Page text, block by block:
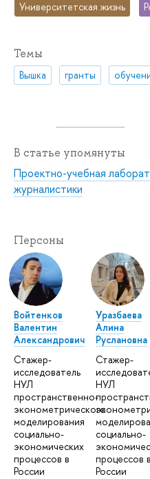
Университетская жизнь
Темы
Вышка гранты
В статье упомянуты
Проектно-учебная
журналистики
Персоны
Войтенков
Валентин
Александрович
Стажер-
исследователь
НУЛ
пространственно-
эконометрического
моделирования
социально-
экономических
процессов в
России
Уразбаева
Алина
Руслановна
Стажер-
НУЛ
социально-
процессов в
России